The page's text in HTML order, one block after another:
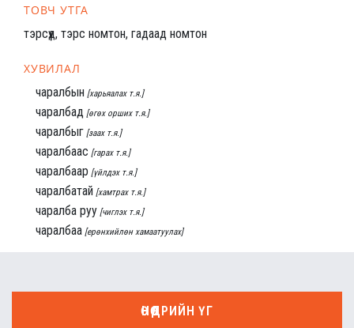
ТОВЧ УТГА
тэрсүүд, тэрс номтон, гадаад номтон
ХУВИЛАЛ
чаралбын [харьяалах т.я.]
чаралбад [өгөх орших т.я.]
чаралбыг [заах т.я.]
чаралбаас [гарах т.я.]
чаралбаар [үйлдэх т.я.]
чаралбатай [хамтрах т.я.]
чаралба руу [чиглэх т.я.]
чаралбаа [ерөнхийлөн хамаатуулах]
ӨНӨӨДРИЙН ҮГ